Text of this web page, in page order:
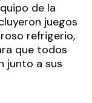
de la
juegos
refrigerio,
que todos
junto a sus